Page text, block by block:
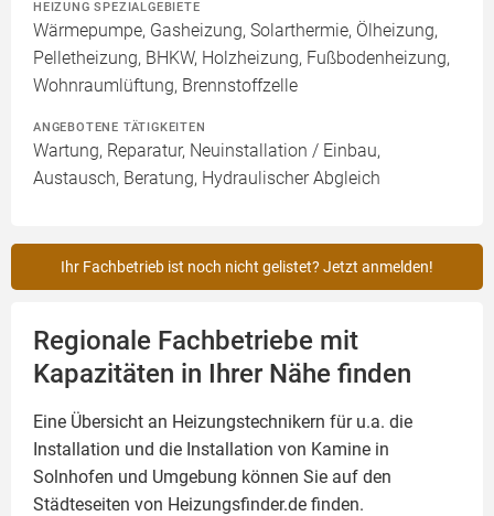
HEIZUNG SPEZIALGEBIETE
Wärmepumpe, Gasheizung, Solarthermie, Ölheizung,
Pelletheizung, BHKW, Holzheizung, Fußbodenheizung,
Wohnraumlüftung, Brennstoffzelle
ANGEBOTENE TÄTIGKEITEN
Wartung, Reparatur, Neuinstallation / Einbau,
Austausch, Beratung, Hydraulischer Abgleich
Ihr Fachbetrieb ist noch nicht gelistet? Jetzt anmelden!
Regionale Fachbetriebe mit
Kapazitäten in Ihrer Nähe finden
Eine Übersicht an Heizungstechnikern für u.a. die
Installation und die Installation von Kamine in
Solnhofen und Umgebung können Sie auf den
Städteseiten von Heizungsfinder.de finden.